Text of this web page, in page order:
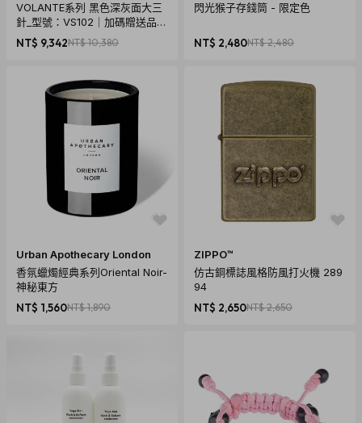
創作者設計初衷
從久居台灣的法國人阿樂的角度，詮釋夜市的精髓與繽紛，將有趣
的在地文化轉化為遊戲介紹給所有人。
在《夜市人蔘》裡，大家都是一名攤販老闆。卡牌會依照顏色，簡
單區分台灣小吃的主要成分。共有35道台灣小吃在等著玩家完成，
每道料理都有其專屬的食材。
對於東南亞的朋友可能因為宗教而不吃豬肉或牛肉，手冊就是一個
認識台灣小吃食材的管道。 這是一場夜市文化的探險，每一次遊
玩，都是對台灣小吃的新發現。
VOLANTE系列 黑色深灰面大三
針_型號：VS102｜加碼贈送品牌
籃球，數量有限，送完為止!
NT$ 9,342NT$ 10,380
閃光猴子存錢筒 - 限定色
NT$ 2,480NT$ 2,480
Urban Apothecary London
香氛蠟燭經典系列Oriental Noir-
神秘東方
NT$ 1,560NT$ 1,890
ZIPPO™
仿古銅標誌風格防風打火機 289
94
NT$ 2,650NT$ 2,650